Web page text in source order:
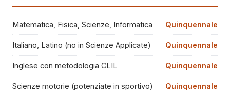
Matematica, Fisica, Scienze, Informatica Quinquennale
Italiano, Latino (no in Scienze Applicate) Quinquennale
Inglese con metodologia CLIL Quinquennale
Scienze motorie (potenziate in sportivo) Quinquennale